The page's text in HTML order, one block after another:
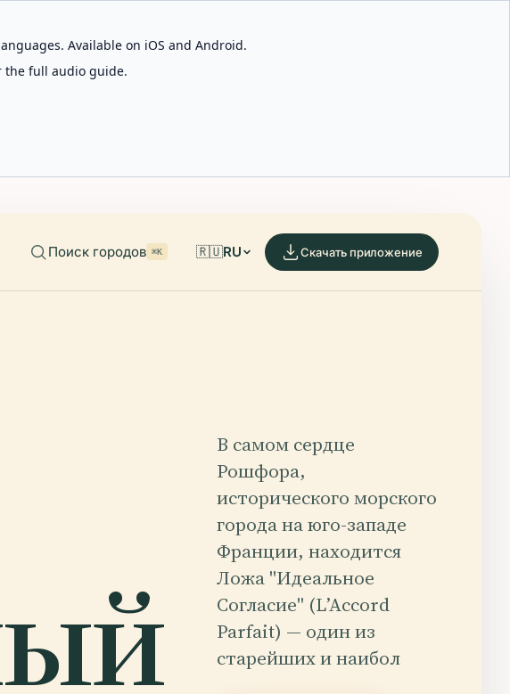
Available on iOS and Android.
the full audio guide.
Поиск городов ⌘K 🇷🇺RU Скачать приложение
В самом сердце
Рошфора,
исторического морского
города на юго-западе
Франции, находится
Ложа "Идеальное
Согласие" (L’Accord
Parfait) — один из
старейших и наибол